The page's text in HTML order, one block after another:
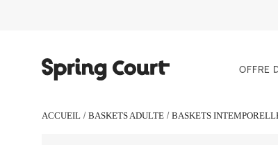
OFFRE
ACCUEIL BASKETS ADULTE BASKETS